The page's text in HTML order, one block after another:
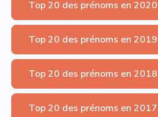
Top 20 des prénoms en 2020
Top 20 des prénoms en 2019
Top 20 des prénoms en 2018
Top 20 des prénoms en 2017